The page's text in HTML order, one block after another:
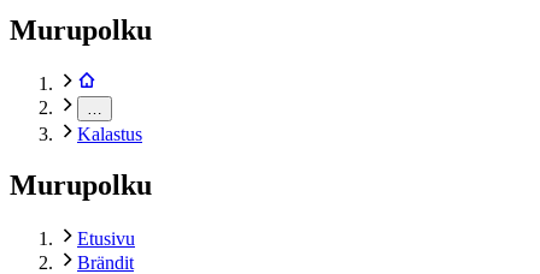
Murupolku
Kalastus
Murupolku
Etusivu
Brändit